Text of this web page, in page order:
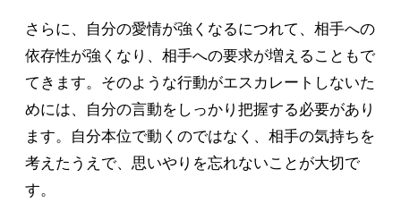
さらに、自分の愛情が強くなるにつれて、相手への
依存性が強くなり、相手への要求が増えることもで
てきます。そのような行動がエスカレートしないた
めには、自分の言動をしっかり把握する必要があり
ます。自分本位で動くのではなく、相手の気持ちを
考えたうえで、思いやりを忘れないことが大切で
す。